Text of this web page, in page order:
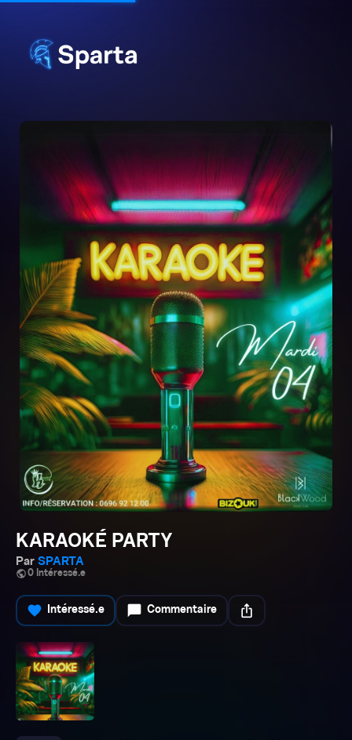
KARAOKÉ PARTY
Par SPARTA
public0 Intéressé.e
favorite Intéressé.e chat_bubble Commentaire ios_share